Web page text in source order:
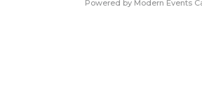
Powered by Modern Events